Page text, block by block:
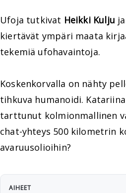
Ufoja tutkivat Heikki Kulju ja
kiertävät ympäri maata
tekemiä ufohavaintoja.
Koskenkorvalla on nähty
tihkuva humanoidi.
tarttunut kolmionmallinen
chat-yhteys 500 kilometrin
avaruusolioihin?
AIHEET